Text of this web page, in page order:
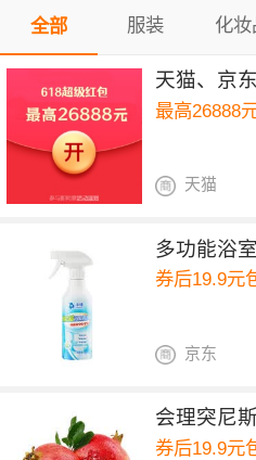
全部 服装 化妆
天猫、京
最高26888
天猫
多功能浴
券后19.9元
京东
会理突尼
券后19.9元